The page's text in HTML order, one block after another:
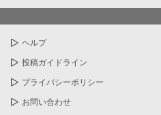
ヘルプ
投稿ガイドライン
プライバシーポリシー
お問い合わせ